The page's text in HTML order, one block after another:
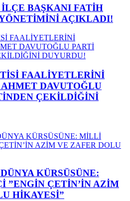
BAŞKANI FATİH
AÇIKLADI!
FAALİYETLERİNİ
DAVUTOĞLU
ÇEKİLDİĞİNİ
KÜRSÜSÜNE:
”ENGİN ÇETİN’İN AZİM
HİKAYESİ”